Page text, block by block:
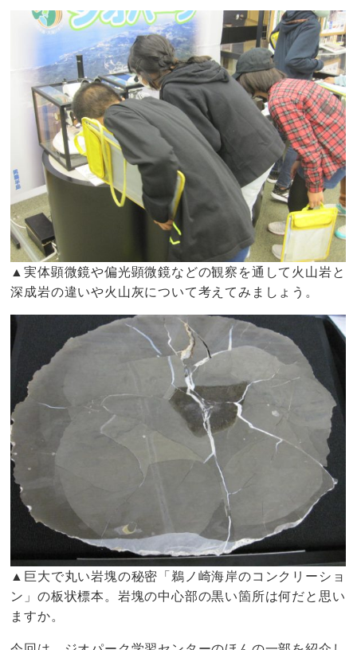
▲実体顕微鏡や偏光顕微鏡などの観察を通して火山岩と
深成岩の違いや火山灰について考えてみましょう。
▲巨大で丸い岩塊の秘密「鵜ノ崎海岸のコンクリーショ
ン」の板状標本。岩塊の中心部の黒い箇所は何だと思い
ますか。